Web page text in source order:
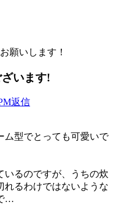
願いします！
います!
返信
ム型でとっても可愛いで
いるのですが、うちの炊
れるわけではないような
…